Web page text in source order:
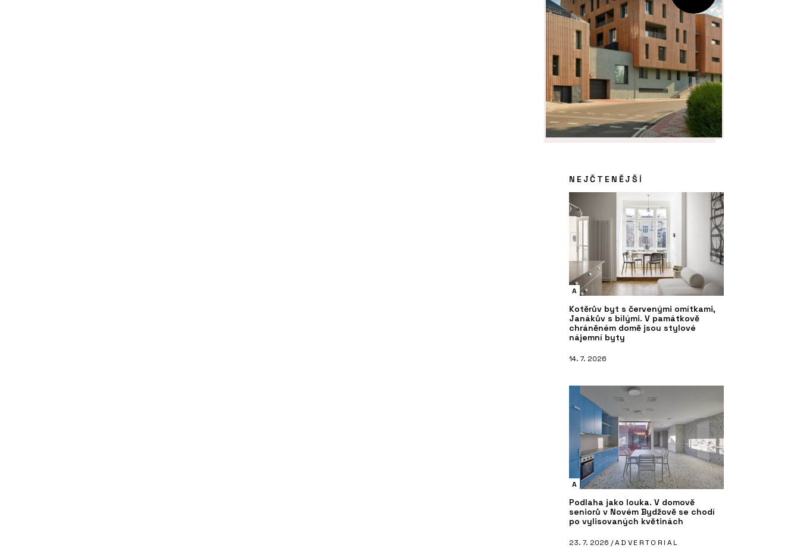
NEJČTENĚJŠÍ
A
Kotěrův byt s červenými omítkami,
Janákův s bílými. V památkově
chráněném domě jsou stylové
nájemní byty
14. 7. 2026
A
Podlaha jako louka. V domově
seniorů v Novém Bydžově se chodí
po vylisovaných květinách
23. 7. 2026 /ADVERTORIAL